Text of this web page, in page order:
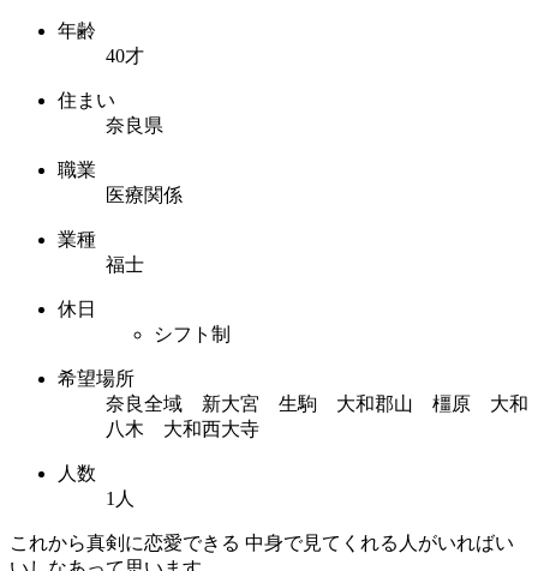
年齢
40才
住まい
奈良県
職業
医療関係
業種
福士
休日
シフト制
希望場所
奈良全域 新大宮 生駒 大和郡山 橿原 大和
八木 大和西大寺
人数
1人
これから真剣に恋愛できる 中身で見てくれる人がいればい